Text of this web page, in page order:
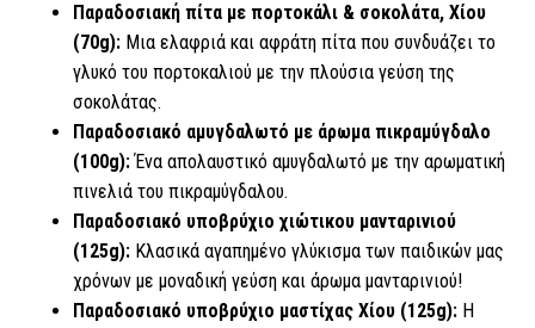
Παραδοσιακή πίτα με πορτοκάλι & σοκολάτα, Χίου
(70g): Μια ελαφριά και αφράτη πίτα που συνδυάζει το
γλυκό του πορτοκαλιού με την πλούσια γεύση της
σοκολάτας.
Παραδοσιακό αμυγδαλωτό με άρωμα πικραμύγδαλο
(100g):Ένα απολαυστικό αμυγδαλωτό με την αρωματική
πινελιά του πικραμύγδαλου.
Παραδοσιακό υποβρύχιο χιώτικου μανταρινιού
(125g): Κλασικά αγαπημένο γλύκισμα των παιδικών μας
χρόνων με μοναδική γεύση και άρωμα μανταρινιού!
Παραδοσιακό υποβρύχιο μαστίχας Χίου (125g): Η